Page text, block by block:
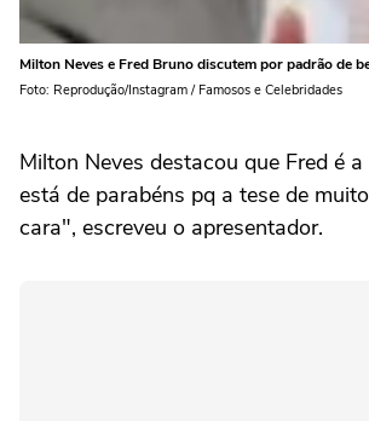
Milton Neves e Fred Bruno discutem por padrão de
Foto: Reprodução/Instagram / Famosos e Celebridades
Milton Neves destacou que Fred é
está de parabéns pq a tese de
cara", escreveu o apresentador.